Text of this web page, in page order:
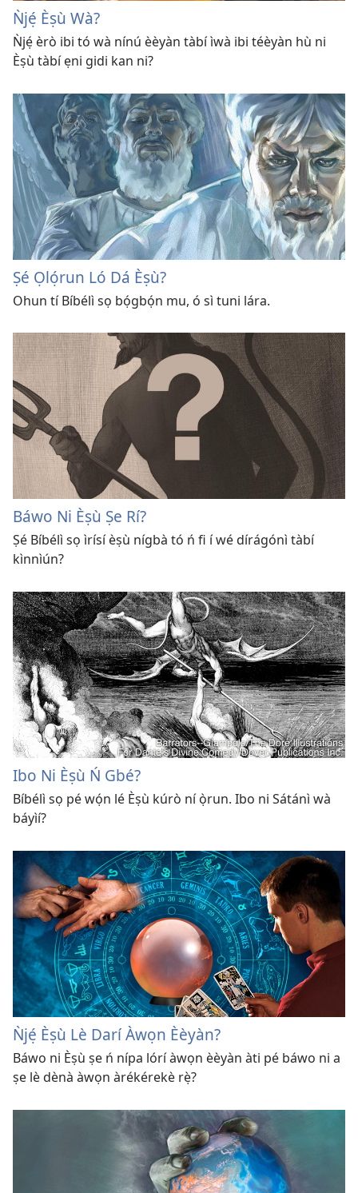
Ǹjẹ́ Èṣù Wà?
Ǹjẹ́ èrò ibi tó wà nínú èèyàn tàbí ìwà ibi téèyàn hù ni
Èṣù tàbí ẹni gidi kan ni?
Ṣé Ọlọ́run Ló Dá Èṣù?
Ohun tí Bíbélì sọ bọ́gbọ́n mu, ó sì tuni lára.
Báwo Ni Èṣù Ṣe Rí?
Ṣé Bíbélì sọ ìrísí èṣù nígbà tó ń fi í wé dírágónì tàbí
kìnnìún?
Ibo Ni Èṣù Ń Gbé?
Bíbélì sọ pé wọ́n lé Èṣù kúrò ní ọ̀run. Ibo ni Sátánì wà
báyìí?
Ǹjẹ́ Èṣù Lè Darí Àwọn Èèyàn?
Báwo ni Èṣù ṣe ń nípa lórí àwọn èèyàn àti pé báwo ni a
ṣe lè dènà àwọn àrékérekè rẹ̀?